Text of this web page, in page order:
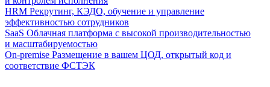
HRM Рекрутинг, КЭДО, обучение и управление
эффективностью сотрудников
SaaS Облачная платформа с высокой производительностью
и масштабируемостью
On-premise Размещение в вашем ЦОД, открытый код и
соответствие ФСТЭК